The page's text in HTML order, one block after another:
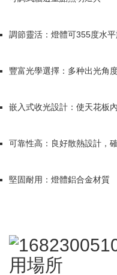
調節靈活：燈體可355度水
豐富光學選擇：多种出光角
嵌入式收光設計：使天花板
可靠性高：良好散熱設計，
堅固耐用：燈體鋁合金材質
用場所